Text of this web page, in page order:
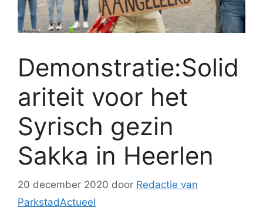
Demonstratie:Solid
ariteit voor het
Syrisch gezin
Sakka in Heerlen
20 december 2020 door Redactie van
ParkstadActueel